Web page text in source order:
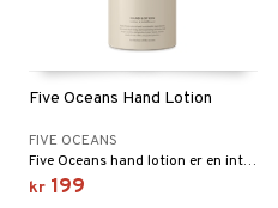
Five Oceans Hand Lotion
FIVE OCEANS
Five Oceans hand lotion er en intenst fuktighetsgivende håndkrem som dufter fantastisk av rav og villblomst.
kr 199